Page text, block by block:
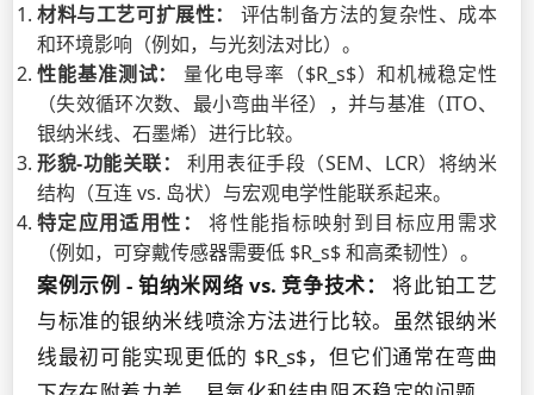
材料与工艺可扩展性：
评估制备方法的复杂性、成本
和环境影响（例如，与光刻法对比）。
性能基准测试：
量化电导率（$R_s$）和机械稳定性
（失效循环次数、最小弯曲半径），并与基准（ITO、
银纳米线、石墨烯）进行比较。
形貌-功能关联：
利用表征手段（SEM、LCR）将纳米
结构（互连 vs. 岛状）与宏观电学性能联系起来。
特定应用适用性：
将性能指标映射到目标应用需求
（例如，可穿戴传感器需要低 $R_s$ 和高柔韧性）。
案例示例 - 铂纳米网络 vs. 竞争技术：
将此铂工艺
与标准的银纳米线喷涂方法进行比较。虽然银纳米
线最初可能实现更低的 $R_s$，但它们通常在弯曲